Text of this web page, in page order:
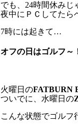
でも、24時間休みじ
夜中にＰＣしてた
7時には起きて…
オフの日はゴルフ～
火曜日のFATBURN
ついでに、水曜日の
こんな状態でゴルフ